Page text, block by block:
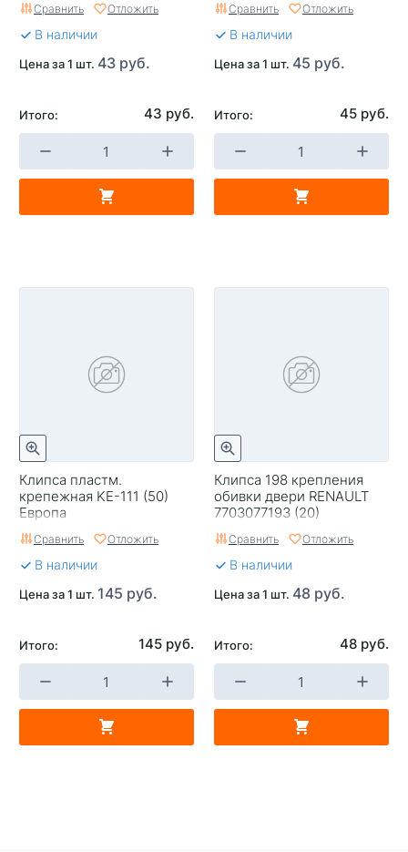
Сравнить Отложить
В наличии
Цена за 1 шт. 43 руб.
Итого: 43 руб.
Сравнить Отложить
В наличии
Цена за 1 шт. 45 руб.
Итого: 45 руб.
Клипса пластм.
крепежная KE-111 (50)
Европа
Сравнить Отложить
В наличии
Цена за 1 шт. 145 руб.
Итого: 145 руб.
Клипса 198 крепления
обивки двери RENAULT
7703077193 (20)
Сравнить Отложить
В наличии
Цена за 1 шт. 48 руб.
Итого: 48 руб.